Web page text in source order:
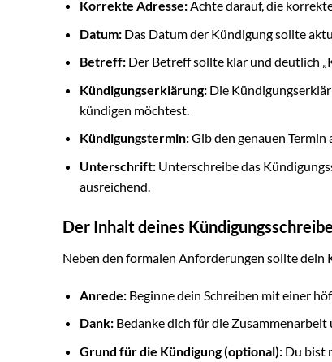
Korrekte Adresse:Achte darauf, die
Datum:Das Datum der Kündigung sollte
Betreff:Der Betreff sollte klar und deutlich
Kündigungserklärung:Die
kündigen möchtest.
Kündigungstermin:Gib den genauen Termin
Unterschrift:Unterschreibe das
ausreichend.
Der Inhalt deines
Neben den formalen Anforderungen sollte
Anrede:Beginne dein Schreiben mit einer
Dank:Bedanke dich für die
Grund für die Kündigung (optional):Du bist